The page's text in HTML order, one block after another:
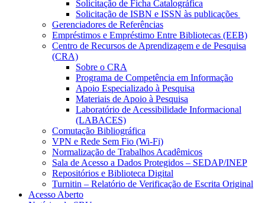
Solicitação de Ficha Catalográfica
Solicitação de ISBN e ISSN às publicações
Gerenciadores de Referências
Empréstimos e Empréstimo Entre Bibliotecas (EEB)
Centro de Recursos de Aprendizagem e de Pesquisa
(CRA)
Sobre o CRA
Programa de Competência em Informação
Apoio Especializado à Pesquisa
Materiais de Apoio à Pesquisa
Laboratório de Acessibilidade Informacional
(LABACES)
Comutação Bibliográfica
VPN e Rede Sem Fio (Wi-Fi)
Normalização de Trabalhos Acadêmicos
Sala de Acesso a Dados Protegidos – SEDAP/INEP
Repositórios e Biblioteca Digital
Turnitin – Relatório de Verificação de Escrita Original
Acesso Aberto